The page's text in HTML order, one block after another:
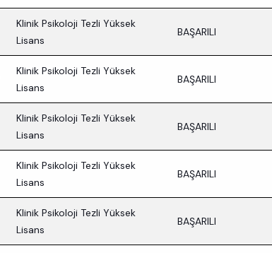
Klinik Psikoloji Tezli Yüksek
Lisans
BAŞARILI
Klinik Psikoloji Tezli Yüksek
Lisans
BAŞARILI
Klinik Psikoloji Tezli Yüksek
Lisans
BAŞARILI
Klinik Psikoloji Tezli Yüksek
Lisans
BAŞARILI
Klinik Psikoloji Tezli Yüksek
Lisans
BAŞARILI